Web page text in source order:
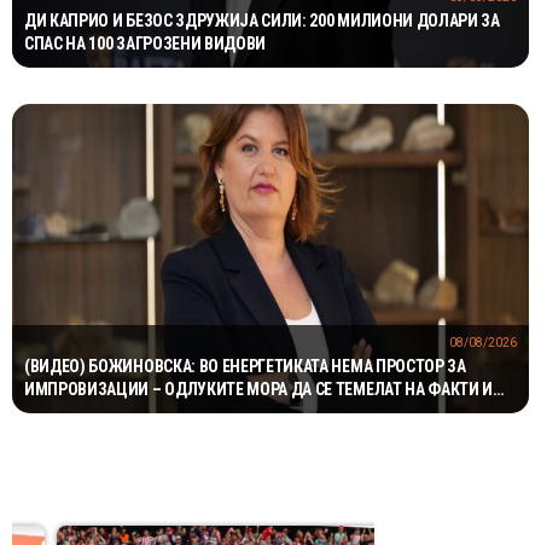
ДИ КАПРИО И БЕЗОС ЗДРУЖИЈА СИЛИ: 200 МИЛИОНИ ДОЛАРИ ЗА
СПАС НА 100 ЗАГРОЗЕНИ ВИДОВИ
(ВИДЕО) БОЖИНОВСКА: ВО ЕНЕРГЕТИКАТА НЕМА ПРОСТОР ЗА
ИМПРОВИЗАЦИИ – ОДЛУКИТЕ МОРА ДА СЕ ТЕМЕЛАТ НА ФАКТИ И
СТРУЧНОСТ
08/08/2026